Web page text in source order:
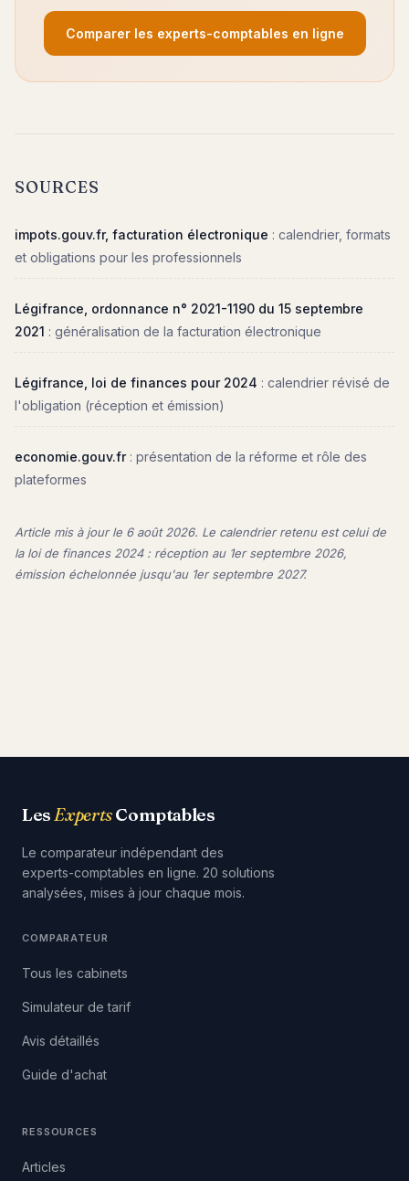
Comparer les experts-comptables en ligne
SOURCES
impots.gouv.fr, facturation électronique : calendrier, formats
et obligations pour les professionnels
Légifrance, ordonnance n° 2021-1190 du 15 septembre
2021 : généralisation de la facturation électronique
Légifrance, loi de finances pour 2024 : calendrier révisé de
l'obligation (réception et émission)
economie.gouv.fr : présentation de la réforme et rôle des
plateformes
Article mis à jour le 6 août 2026. Le calendrier retenu est celui de
la loi de finances 2024 : réception au 1er septembre 2026,
émission échelonnée jusqu'au 1er septembre 2027.
LesExpertsComptables
Le comparateur indépendant des
experts-comptables en ligne. 20 solutions
analysées, mises à jour chaque mois.
COMPARATEUR
Tous les cabinets
Simulateur de tarif
Avis détaillés
Guide d'achat
RESSOURCES
Articles